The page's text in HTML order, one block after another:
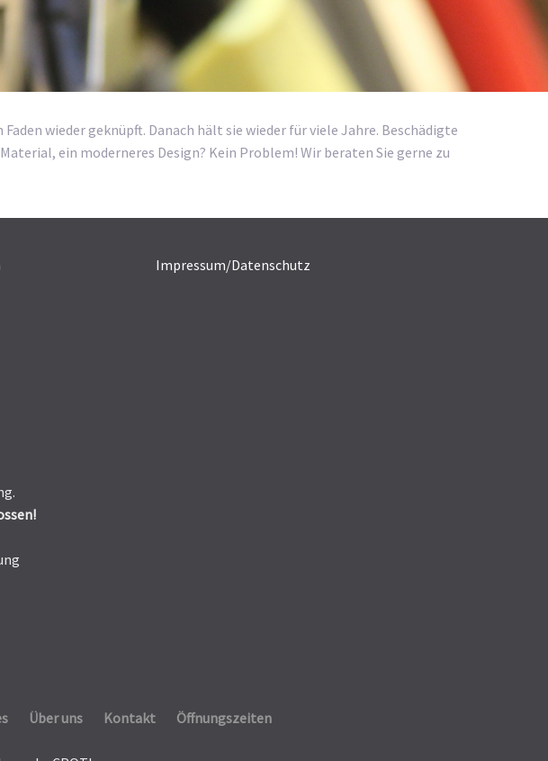
wieder geknüpft. Danach hält sie wieder für viele Jahre. Beschädigte
ein moderneres Design? Kein Problem! Wir beraten Sie gerne zu
Impressum/Datenschutz
Über uns Kontakt Öffnungszeiten